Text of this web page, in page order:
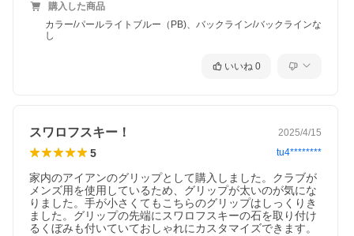
購入した商品
カラー/パールライトブルー（PB)、バックライン/バックラインな
し
いいね 0
スワロフスキー！ 2025/4/15
5 tu4********
家内のアイアンのグリップとして購入しました。クラブが
メンズ用を使用しているため、グリップが太いのが気にな
りました。手が小さくてもこちらのグリップはしっくりき
ました。グリップの先端にスワロフスキーの石を取り付け
るくぼみも付いていておしゃれにカスタマイズできます。